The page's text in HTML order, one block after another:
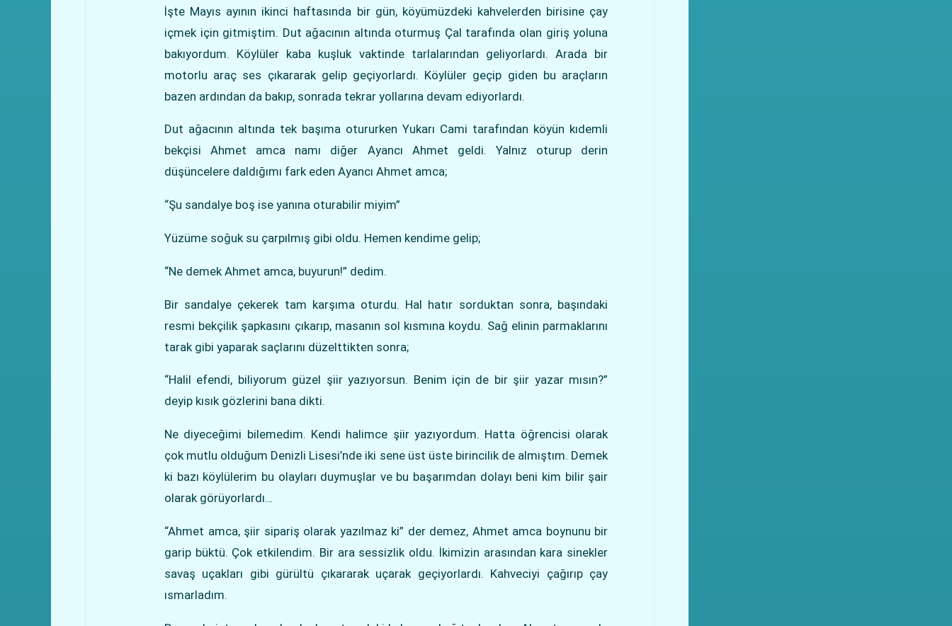
İşte Mayıs ayının ikinci haftasında bir gün, köyümüzdeki kahvelerden birisine çay
içmek için gitmiştim. Dut ağacının altında oturmuş Çal tarafında olan giriş yoluna
bakıyordum. Köylüler kaba kuşluk vaktinde tarlalarından geliyorlardı. Arada bir
motorlu araç ses çıkararak gelip geçiyorlardı. Köylüler geçip giden bu araçların
bazen ardından da bakıp, sonrada tekrar yollarına devam ediyorlardı.
Dut ağacının altında tek başıma otururken Yukarı Cami tarafından köyün kıdemli
bekçisi Ahmet amca namı diğer Ayancı Ahmet geldi. Yalnız oturup derin
düşüncelere daldığımı fark eden Ayancı Ahmet amca;
“Şu sandalye boş ise yanına oturabilir miyim”
Yüzüme soğuk su çarpılmış gibi oldu. Hemen kendime gelip;
“Ne demek Ahmet amca, buyurun!” dedim.
Bir sandalye çekerek tam karşıma oturdu. Hal hatır sorduktan sonra, başındaki
resmi bekçilik şapkasını çıkarıp, masanın sol kısmına koydu. Sağ elinin parmaklarını
tarak gibi yaparak saçlarını düzelttikten sonra;
“Halil efendi, biliyorum güzel şiir yazıyorsun. Benim için de bir şiir yazar mısın?”
deyip kısık gözlerini bana dikti.
Ne diyeceğimi bilemedim. Kendi halimce şiir yazıyordum. Hatta öğrencisi olarak
çok mutlu olduğum Denizli Lisesi’nde iki sene üst üste birincilik de almıştım. Demek
ki bazı köylülerim bu olayları duymuşlar ve bu başarımdan dolayı beni kim bilir şair
olarak görüyorlardı…
“Ahmet amca, şiir sipariş olarak yazılmaz ki” der demez, Ahmet amca boynunu bir
garip büktü. Çok etkilendim. Bir ara sessizlik oldu. İkimizin arasından kara sinekler
savaş uçakları gibi gürültü çıkararak uçarak geçiyorlardı. Kahveciyi çağırıp çay
ısmarladım.